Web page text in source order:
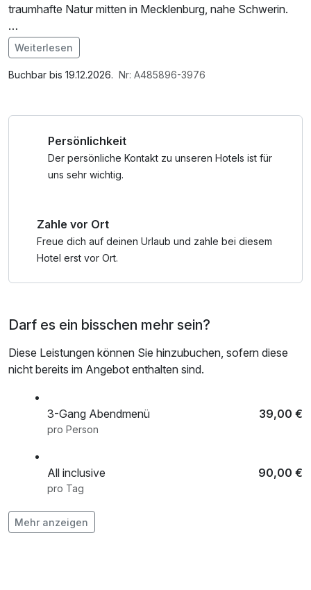
traumhafte Natur mitten in Mecklenburg, nahe Schwerin.
Tauchen Sie ein und erkunden Sie traumhafte Wälder &
Wiesen rund um Wendorf mit Ihren vierbeinigen Freunden.
Aufenthaltes, nur am Abreisetag
Im Angebot enthalten
Saunabenutzung, Leihbademantel, Parkplatz, Nutzung des
Weiterlesen
Buchbar bis 19.12.2026. Nr: A485896-3976
Persönlichkeit
Der persönliche Kontakt zu unseren Hotels ist für
uns sehr wichtig.
Zahle vor Ort
Freue dich auf deinen Urlaub und zahle bei diesem
Hotel erst vor Ort.
Darf es ein bisschen mehr sein?
Diese Leistungen können Sie hinzubuchen, sofern diese
nicht bereits im Angebot enthalten sind.
3-Gang Abendmenü 39,00 €
pro Person
All inclusive 90,00 €
pro Tag
Fahrradverleih
Mehr anzeigen